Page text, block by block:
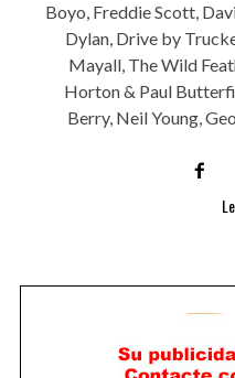
Boyo, Freddie Scott,
Dylan, Drive by
Mayall, The Wild
Horton & Paul
Berry, Neil Young,